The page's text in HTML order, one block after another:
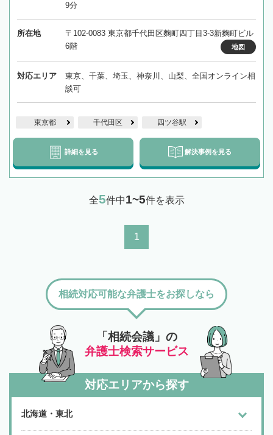
9分
所在地
〒102-0083 東京都千代田区麴町四丁目3-3新麴町ビル
6階
地図
対応エリア
東京、千葉、埼玉、神奈川、山梨、全国オンライン相
談可
東京都 千代田区 四ツ谷駅
詳細を見る 解決事例を見る
全5件中1~5件を表示
1
「相続会議」の
弁護士検索サービス
相続対応可能な弁護士をお探しなら
対応エリアから探す
北海道・東北